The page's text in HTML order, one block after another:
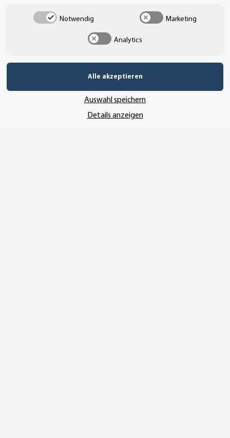
UNSER AFFILIATE-PROGRAMM
SSL-Verschlüsselung
Notwendig Marketing
Analytics
Alle akzeptieren
Auswahl speichern
Details anzeigen